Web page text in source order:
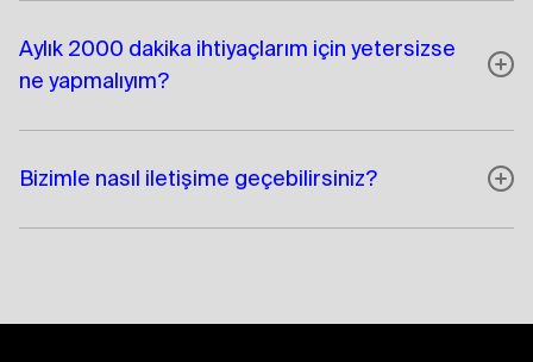
Aylık 2000 dakika ihtiyaçlarım için yetersizse
ne yapmalıyım?
Bizimle nasıl iletişime geçebilirsiniz?